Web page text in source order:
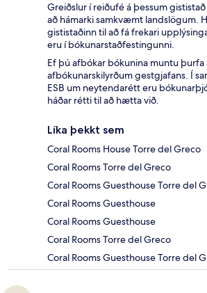
Greiðslur í reiðufé á þessum
að hámarki samkvæmt landslögum.
gististaðinn til að fá frekari
eru í bókunarstaðfestingunni.
Ef þú afbókar bókunina muntu þurfa
afbókunarskilyrðum gestgjafans. Í
ESB um neytendarétt eru
háðar rétti til að hætta við.
Líka þekkt sem
Coral Rooms House Torre del Greco
Coral Rooms Torre del Greco
Coral Rooms Guesthouse Torre del
Coral Rooms Guesthouse
Coral Rooms Guesthouse
Coral Rooms Torre del Greco
Coral Rooms Guesthouse Torre del